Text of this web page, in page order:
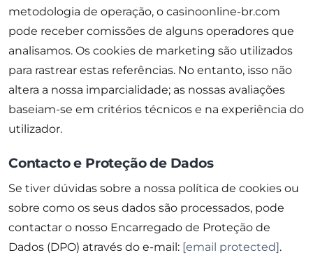
metodologia de operação, o casinoonline-br.com
pode receber comissões de alguns operadores que
analisamos. Os cookies de marketing são utilizados
para rastrear estas referências. No entanto, isso não
altera a nossa imparcialidade; as nossas avaliações
baseiam-se em critérios técnicos e na experiência do
utilizador.
Contacto e Proteção de Dados
Se tiver dúvidas sobre a nossa política de cookies ou
sobre como os seus dados são processados, pode
contactar o nosso Encarregado de Proteção de
Dados (DPO) através do e-mail: [email protected] .